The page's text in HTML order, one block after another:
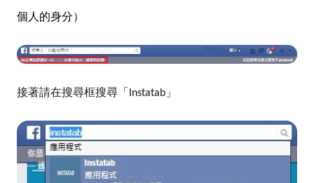
個人的身分）
接著請在搜尋框搜尋「Instatab」